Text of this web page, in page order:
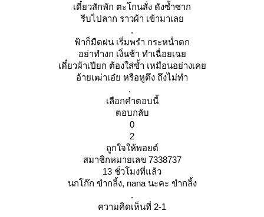
เดี๋ยวสักพัก ตะโกนสั่ง ดังซ้ำซาก
รีบไปลาก ราวผ้า เข้ามาเล
.
ฟ้าก็มืดฝน เริ่มพรำ กระหน่ำตก
อย่าทำงก เงิ่นช้า ทำเฉื่อยเฉ
เดี๋ยวผ้าเปียก ต้องใส่ซ้ำ เหมือนอย่างเค
อ้ายเฒ่าเอ๋ย หรือหูตึง ถึงไม่ทำ
.
เลือกคำตอบนี้
ตอบกลับ
0
2
ถูกใจให้พอยต์
สมาชิกหมายเลข 7338737
13 ชั่วโมงที่แล้ว
นกโก๊ก ขำกลิ้ง, nana นะคะ ขำกลิ้ง
.
ความคิดเห็นที่ 2-1